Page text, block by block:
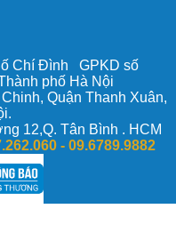
Chí Đình GPKD số
phố Hà Nội
Quận Thanh Xuân,
12,Q. Tân Bình . HCM
-09.6789.9882